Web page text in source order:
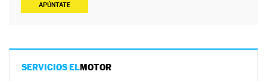
APÚNTATE
SERVICIOS ELMOTOR